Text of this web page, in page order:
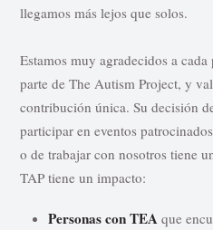
llegamos más lejos que solos.
Estamos muy agradecidos a
parte de The Autism Project, y
contribución única. Su decisión
participar en eventos
o de trabajar con nosotros tiene
TAP tiene un impacto:
Personas con TEAque